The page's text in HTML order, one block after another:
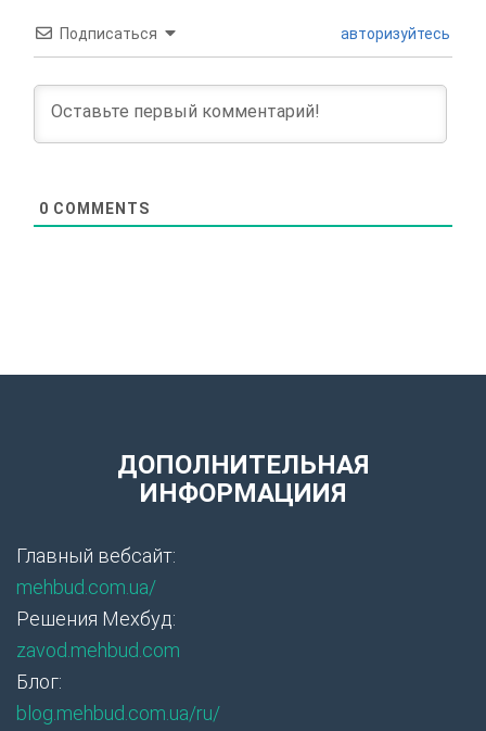
Подписаться авторизуйтесь
0 COMMENTS
ДОПОЛНИТЕЛЬНАЯ
ИНФОРМАЦИИЯ
Главный вебсайт:
mehbud.com.ua/
Решения Мехбуд:
zavod.mehbud.com
Блог:
blog.mehbud.com.ua/ru/